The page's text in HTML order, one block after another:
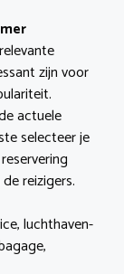
zijn voor
actuele
selecteer je
reizigers.
luchthaven-